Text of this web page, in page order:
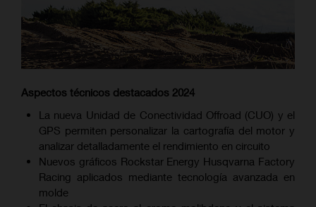
Aspectos técnicos destacados 2024
La nueva Unidad de Conectividad Offroad (CUO) y el
GPS permiten personalizar la cartografía del motor y
analizar detalladamente el rendimiento en circuito
Nuevos gráficos Rockstar Energy Husqvarna Factory
Racing aplicados mediante tecnología avanzada en
molde